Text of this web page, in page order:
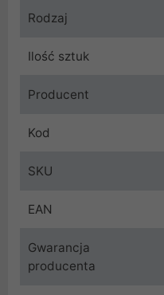
Rodzaj
Ilość sztuk
Producent
Kod
SKU
EAN
Gwarancja
producenta